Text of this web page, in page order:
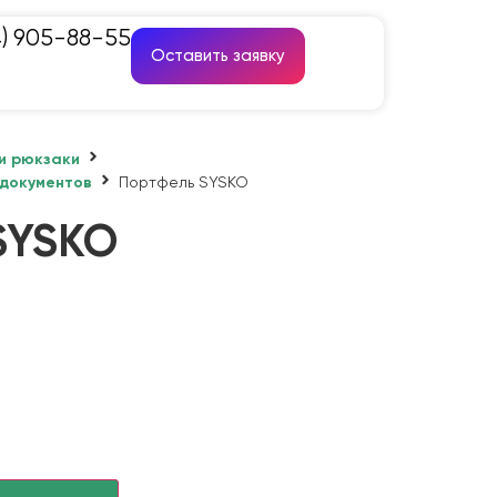
905-88-55
Оставить заявку
рюкзаки
Портфель SYSKO